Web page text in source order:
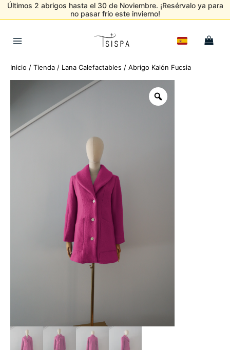
Últimos 2 abrigos hasta el 30 de Noviembre. ¡Resérvalo ya para
no pasar frío este invierno!
Menu
Inicio / Tienda / Lana Calefactables / Abrigo Kalón Fucsia